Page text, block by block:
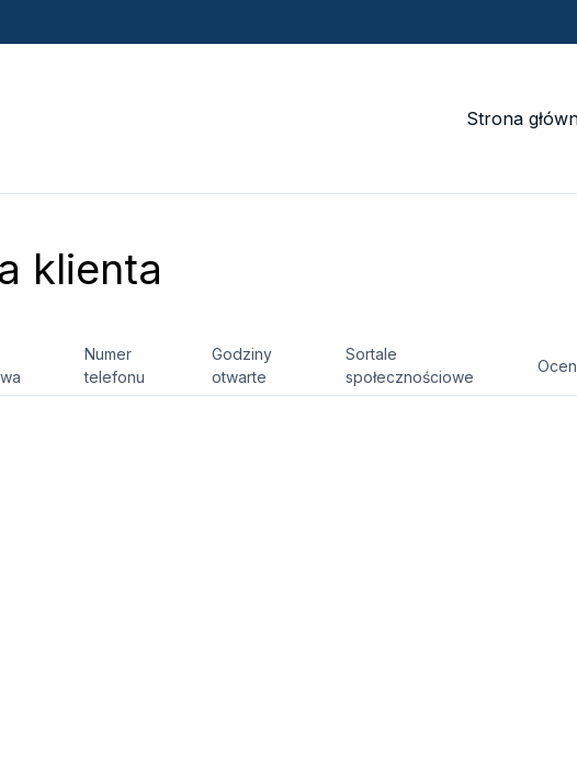
Strona
klienta
Numer
telefonu
Godziny
otwarte
Sortale
społecznościowe